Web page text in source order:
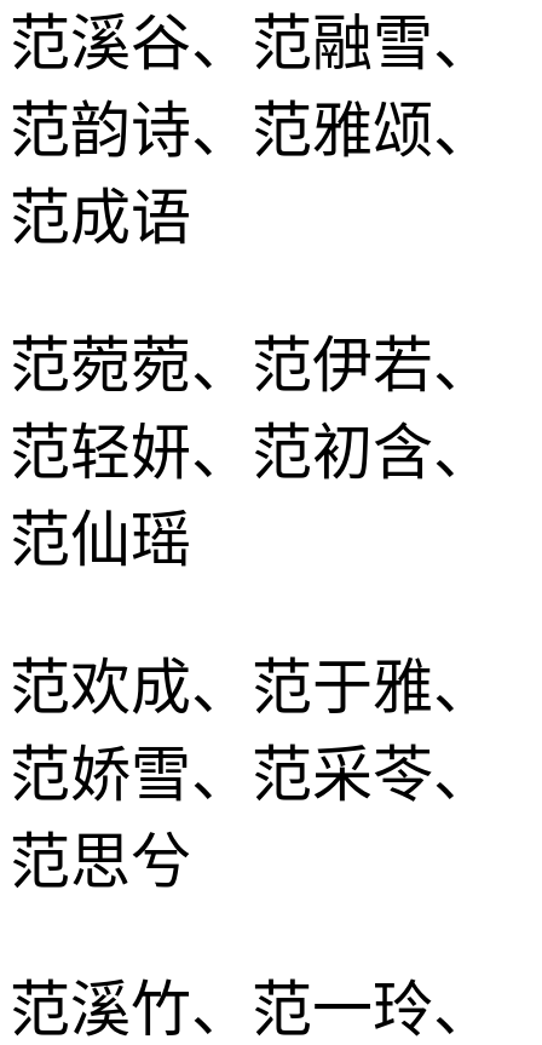
范溪谷、范融雪、
范韵诗、范雅颂、
范成语
范菀菀、范伊若、
范轻妍、范初含、
范仙瑶
范欢成、范于雅、
范娇雪、范采苓、
范思兮
范溪竹、范一玲、